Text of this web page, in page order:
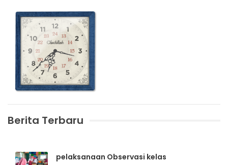
Berita Terbaru
pelaksanaan Observasi kelas